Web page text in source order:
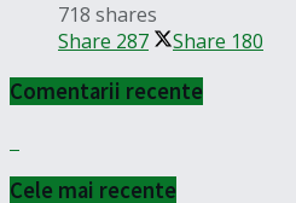
718 shares
Share 287 Share 180
Comentarii recente
Cele mai recente